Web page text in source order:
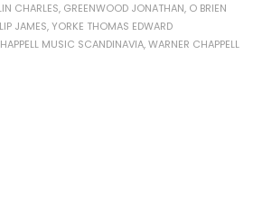
CHARLES, GREENWOOD JONATHAN, O BRIEN
JAMES, YORKE THOMAS EDWARD
MUSIC SCANDINAVIA, WARNER CHAPPELL